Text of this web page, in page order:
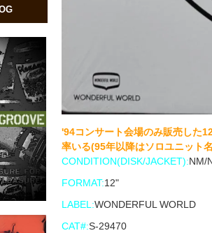
'94コンサート会場のみ販売した
率いる(95年以降はソロユニット
CONDITION(DISK/JACKET):NM/
FORMAT:12"
LABEL:WONDERFUL WORLD
CAT#:S-29470